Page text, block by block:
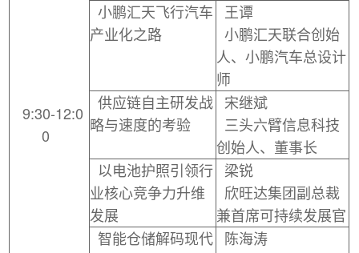
9:30-12:0
0
小鹏汇天飞行汽车
产业化之路
王谭
小鹏汇天联合创始
人、小鹏汽车总设计
师
供应链自主研发战
略与速度的考验
宋继斌
三头六臂信息科技
创始人、董事长
以电池护照引领行
业核心竞争力升维
发展
梁锐
欣旺达集团副总裁
兼首席可持续发展官
智能仓储解码现代 陈海涛